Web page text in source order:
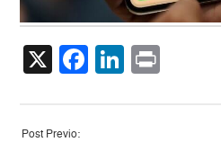
X Facebook
LinkedIn
Post Previo: